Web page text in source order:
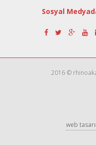
Sosyal
2016 ©
web